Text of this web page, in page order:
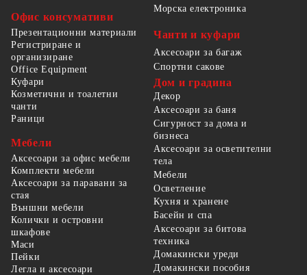
Офис консумативи
Презентационни материали
Регистриране и
организиране
Office Equipment
Морска електроника
Чанти и куфари
Аксесоари за багаж
Спортни сакове
Куфари
Козметични и тоалетни
чанти
Раници
Мебели
Аксесоари за офис мебели
Комплекти мебели
Аксесоари за паравани за
стая
Външни мебели
Колички и островни
шкафове
Маси
Пейки
Легла и аксесоари
Дом и градина
Декор
Аксесоари за баня
Сигурност за дома и
бизнеса
Аксесоари за осветителни
тела
Мебели
Осветление
Кухня и хранене
Басейн и спа
Аксесоари за битова
техника
Домакински уреди
Домакински пособия